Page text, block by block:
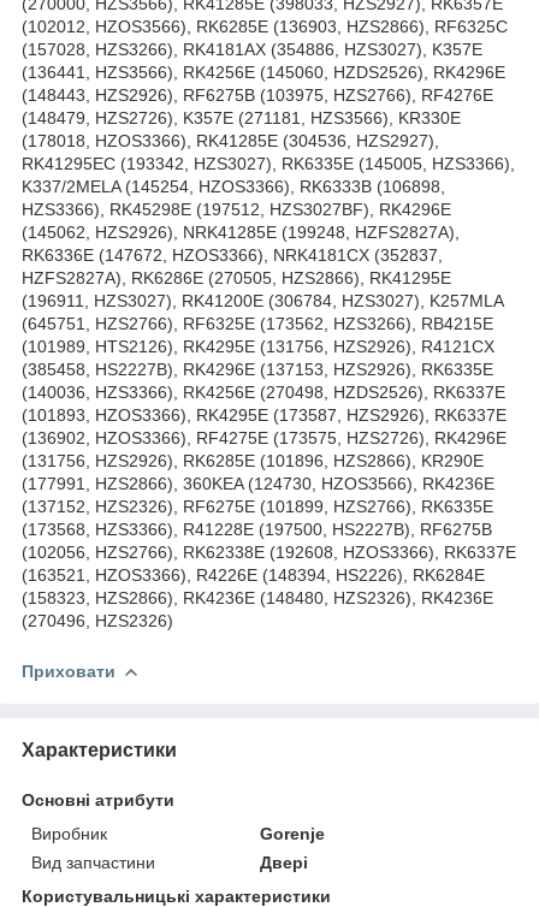
(102012, HZOS3566), RK6285E (136903, HZS2866), RF6325C
(157028, HZS3266), RK4181AX (354886, HZS3027), K357E
(136441, HZS3566), RK4256E (145060, HZDS2526), RK4296E
(148443, HZS2926), RF6275B (103975, HZS2766), RF4276E
(148479, HZS2726), K357E (271181, HZS3566), KR330E
(178018, HZOS3366), RK41285E (304536, HZS2927),
RK41295EC (193342, HZS3027), RK6335E (145005, HZS3366),
K337/2MELA (145254, HZOS3366), RK6333B (106898,
HZS3366), RK45298E (197512, HZS3027BF), RK4296E
(145062, HZS2926), NRK41285E (199248, HZFS2827A),
RK6336E (147672, HZOS3366), NRK4181CX (352837,
HZFS2827A), RK6286E (270505, HZS2866), RK41295E
(196911, HZS3027), RK41200E (306784, HZS3027), K257MLA
(645751, HZS2766), RF6325E (173562, HZS3266), RB4215E
(101989, HTS2126), RK4295E (131756, HZS2926), R4121CX
(385458, HS2227B), RK4296E (137153, HZS2926), RK6335E
(140036, HZS3366), RK4256E (270498, HZDS2526), RK6337E
(101893, HZOS3366), RK4295E (173587, HZS2926), RK6337E
(136902, HZOS3366), RF4275E (173575, HZS2726), RK4296E
(131756, HZS2926), RK6285E (101896, HZS2866), KR290E
(177991, HZS2866), 360KEA (124730, HZOS3566), RK4236E
(137152, HZS2326), RF6275E (101899, HZS2766), RK6335E
(173568, HZS3366), R41228E (197500, HS2227B), RF6275B
(102056, HZS2766), RK62338E (192608, HZOS3366), RK6337E
(163521, HZOS3366), R4226E (148394, HS2226), RK6284E
(158323, HZS2866), RK4236E (148480, HZS2326), RK4236E
(270496, HZS2326)
Приховати
Характеристики
Основні атрибути
Виробник
Gorenje
Вид запчастини
Двері
Користувальницькі характеристики